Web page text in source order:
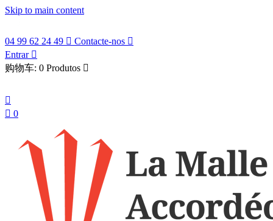
Skip to main content
04 99 62 24 49  Contacte-nos 
Entrar 
购物车: 0 Produtos 

 0